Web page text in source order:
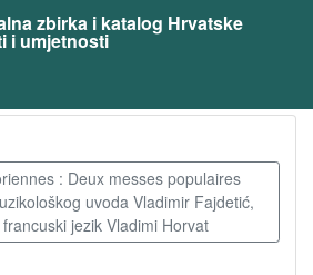
zbirka i katalog Hrvatske
i umjetnosti
: Deux messes populaires
uvoda Vladimir Fajdetić,
jezik Vladimi Horvat